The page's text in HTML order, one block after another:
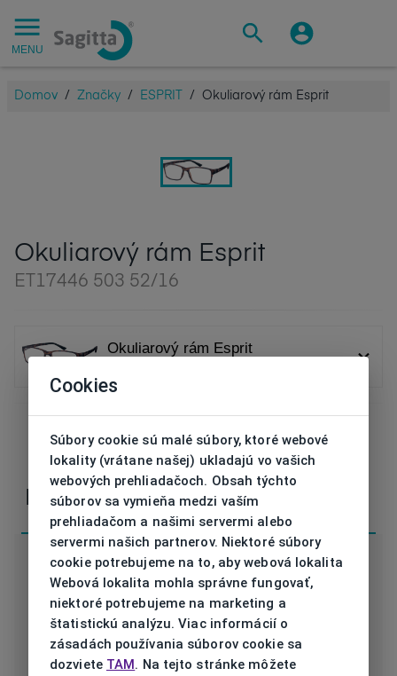
MENU
Domov / Značky / ESPRIT / Okuliarový rám Esprit
Okuliarový rám Esprit
ET17446 503 52/16
Okuliarový rám Esprit
V prípade nejasností alebo otázok náskontaktujte
Parametre
Kód ET17446 503 52/16
Značka ESPRIT
Cookies
Súbory cookie sú malé súbory, ktoré webové
lokality (vrátane našej) ukladajú vo vašich
webových prehliadačoch. Obsah týchto
súborov sa vymieňa medzi vaším
prehliadačom a našimi servermi alebo
servermi našich partnerov. Niektoré súbory
cookie potrebujeme na to, aby webová lokalita
Webová lokalita mohla správne fungovať,
niektoré potrebujeme na marketing a
štatistickú analýzu. Viac informácií o
zásadách používania súborov cookie sa
dozviete TAM. Na tejto stránke môžete